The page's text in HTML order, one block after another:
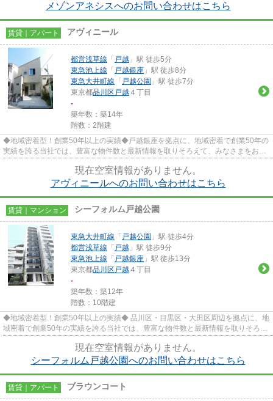
メゾンアネシスへのお問い合わせはこちら
賃貸｜アパート アヴィニール
都営浅草線 「 戸越 」駅 徒歩5分
東急池上線 「 戸越銀座 」駅 徒歩8分
東急大井町線 「 戸越公園 」駅 徒歩7分
東京都品川区 戸越 ４丁目
-
築年数：築14年
階数：2階建
◆地域密着型！創業50年以上の実績◆戸越銀座を拠点に、地域密着で創業50年の
実績を誇る当社では、豊富な物件数と最新情報を取りそろえて、みなさまをお待
現在空室情報がありません。
アヴィニールへのお問い合わせはこちら
賃貸｜マンション シーフォルム戸越公園
東急大井町線 「 戸越公園 」駅 徒歩4分
都営浅草線 「 戸越 」駅 徒歩9分
東急池上線 「 戸越銀座 」駅 徒歩13分
東京都品川区 戸越 ４丁目
-
築年数：築12年
階数：10階建
◆地域密着型！創業50年以上の実績◆ 品川区・目黒区・大田区周辺を拠点に、地
域密着で創業50年の実績を誇る当社では、豊富な物件数と最新情報を取りそろえ
現在空室情報がありません。
シーフォルム戸越公園へのお問い合わせはこちら
賃貸｜アパート ブラウンコート